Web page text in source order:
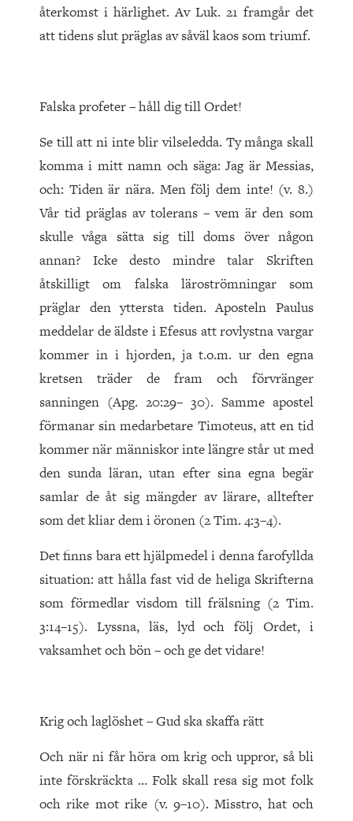
återkomst i härlighet. Av Luk. 21 fram­går det
att tidens slut präglas av såväl kaos som triumf.
Falska profeter – håll dig till Ordet!
Se till att ni inte blir vilseledda. Ty många skall
komma i mitt namn och säga: Jag är Messias,
och: Tiden är nära. Men följ dem inte! (v. 8.)
Vår tid präglas av tolerans – vem är den som
skulle våga sätta sig till doms över någon
annan? Icke desto mindre talar Skriften
åtskilligt om falska läroströmningar som
präglar den yttersta tiden. Aposteln Paulus
meddelar de äldste i Efesus att rovlystna vargar
kommer in i hjorden, ja t.o.m. ur den egna
kretsen träder de fram och förvränger
sanningen (Apg. 20:29– 30). Samme apostel
förmanar sin medarbetare Timoteus, att en tid
kommer när människor inte längre står ut med
den sunda läran, utan efter sina egna begär
samlar de åt sig mängder av lärare, alltefter
som det kliar dem i öronen (2 Tim. 4:3–4).
Det finns bara ett hjälpmedel i denna farofyllda
situation: att hålla fast vid de heliga Skrifterna
som förmedlar visdom till frälsning (2 Tim.
3:14–15). Lyssna, läs, lyd och följ Ordet, i
vaksamhet och bön – och ge det vidare!
Krig och laglöshet – Gud ska skaffa rätt
Och när ni får höra om krig och uppror, så bli
inte förskräckta … Folk skall resa sig mot folk
och rike mot rike (v. 9–10). Misstro, hat och